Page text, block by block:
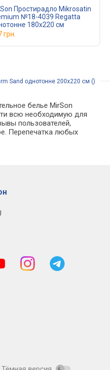
Простирадло Mikrosatin
№18-4039 Regatta
180x220 см
грн.
Sand однотонне 200x220 см ()
белье MirSon
всю необходимую для
пользователей,
Перепечатка любых